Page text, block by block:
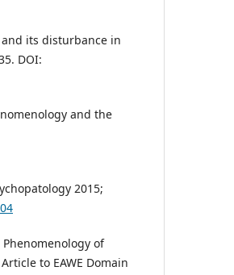
its disturbance in
DOI:
and the
2015;
Phenomenology of
to EAWE Domain